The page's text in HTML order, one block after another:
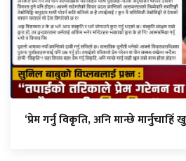
‘प्रेम गर्नु विकृति, अनि मान्छे मार्नुचाहिँ